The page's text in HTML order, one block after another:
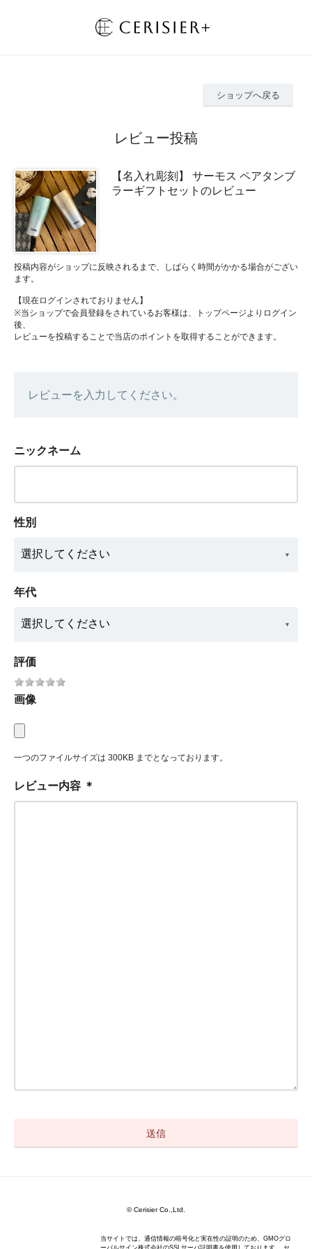
ショップへ戻る
レビュー投稿
【名入れ彫刻】 サーモス ペアタンブ
ラーギフトセットのレビュー
投稿内容がショップに反映されるまで、しばらく時間がかかる場合がござい
ます。
【現在ログインされておりません】
※当ショップで会員登録をされているお客様は、トップページよりログイン
後、
レビューを投稿することで当店のポイントを取得することができます。
レビューを入力してください。
ニックネーム
性別
年代
評価
画像
一つのファイルサイズは 300KB までとなっております。
レビュー内容 ＊
© Cerisier Co.,Ltd.
当サイトでは、通信情報の暗号化と実在性の証明のため、GMOグロ
ーバルサイン株式会社のSSLサーバ証明書を使用しております。 セ